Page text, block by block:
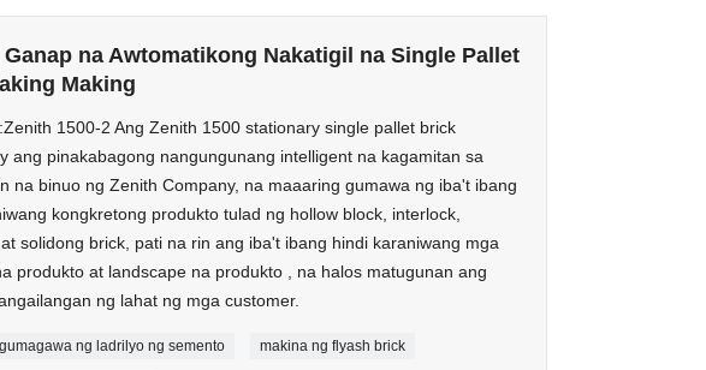
Ganap na Awtomatikong Nakatigil na Single Pallet
Making
1500-2 Ang Zenith 1500 stationary single pallet brick
ang pinakabagong nangungunang intelligent na kagamitan sa
na binuo ng Zenith Company, na maaaring gumawa ng iba't ibang
kongkretong produkto tulad ng hollow block, interlock,
solidong brick, pati na rin ang iba't ibang hindi karaniwang mga
produkto at landscape na produkto , na halos matugunan ang
ng lahat ng mga customer.
ng ladrilyo ng semento makina ng flyash brick